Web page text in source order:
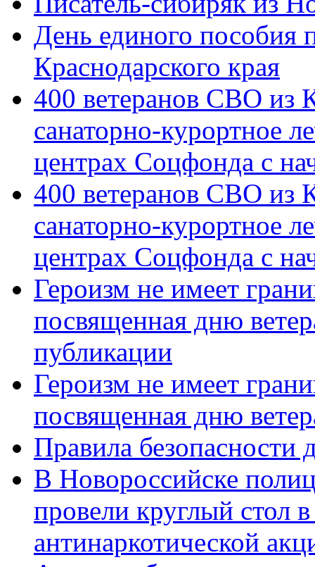
День единого пособия
Краснодарского края
400 ветеранов СВО из
санаторно-курортное
центрах Соцфонда с
400 ветеранов СВО из
санаторно-курортное
центрах Соцфонда с
Героизм не имеет
посвященная дню
публикации
Героизм не имеет
посвященная дню
Правила безопасности
В Новороссийске
провели круглый стол
антинаркотической